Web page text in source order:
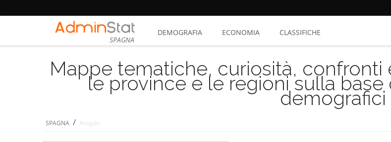
SPAGNA
DEMOGRAFIA ECONOMIA CLASSIFICHE
Mappe tematiche, curiosità, confronti
le province e le regioni sulla
demografici
SPAGNA / Aragón